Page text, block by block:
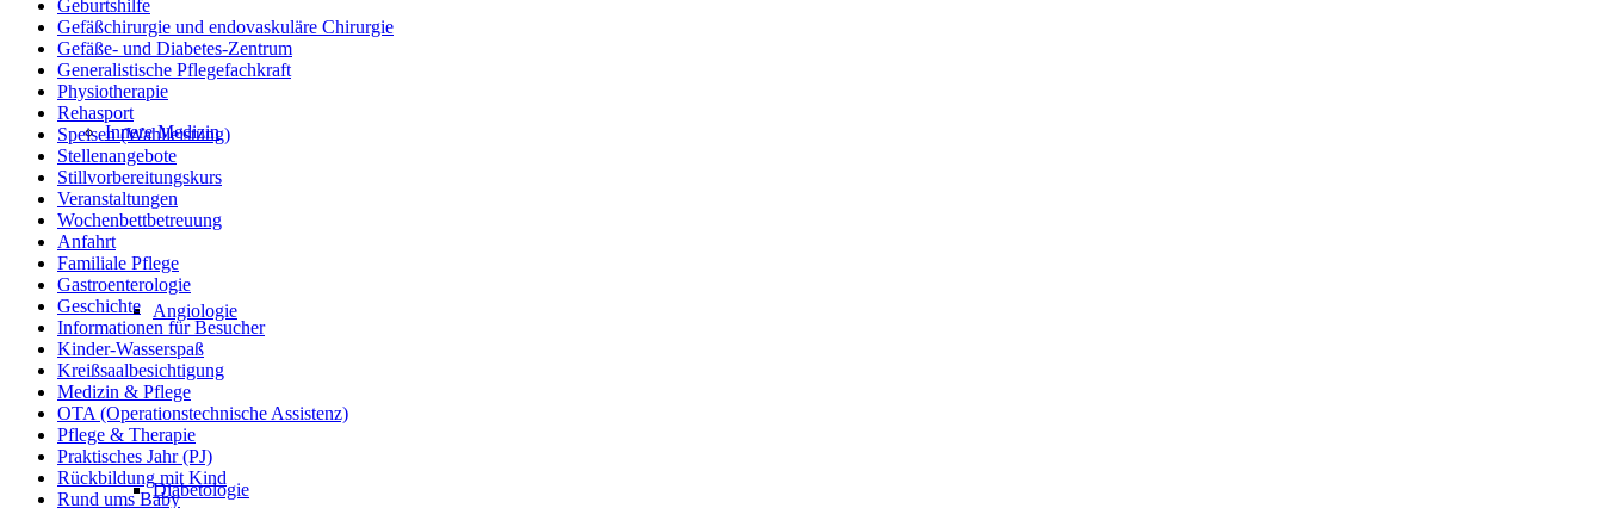
Innere Medizin
Angiologie
Diabetologie
Geburtshilfe
Gefäßchirurgie und endovaskuläre Chirurgie
Gefäße- und Diabetes-Zentrum
Generalistische Pflegefachkraft
Physiotherapie
Rehasport
Speisen (Wahlleistung)
Stellenangebote
Stillvorbereitungskurs
Veranstaltungen
Wochenbettbetreuung
Anfahrt
Familiale Pflege
Gastroenterologie
Geschichte
Informationen für Besucher
Kinder-Wasserspaß
Kreißsaalbesichtigung
Medizin & Pflege
OTA (Operationstechnische Assistenz)
Pflege & Therapie
Praktisches Jahr (PJ)
Rückbildung mit Kind
Rund ums Baby